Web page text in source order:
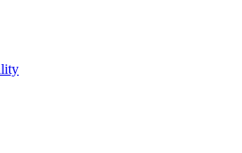
Qualität.